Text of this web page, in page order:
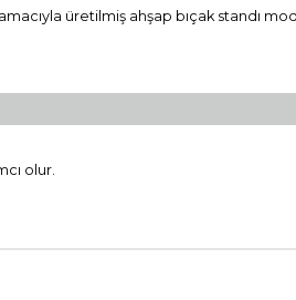
üretilmiş ahşap bıçak standı
olur.